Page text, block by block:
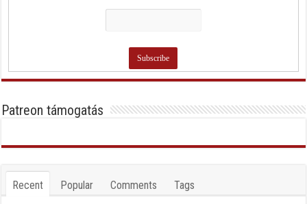
Patreon támogatás
Recent Popular Comments Tags